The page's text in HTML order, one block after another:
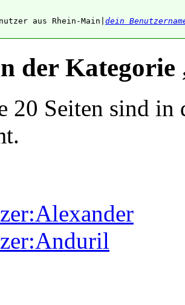
aus Rhein-Main| dein
der
20 Seiten sind